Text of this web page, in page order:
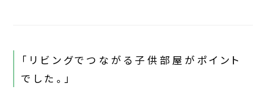
「リビングでつながる子供部屋がポイント
でした。」